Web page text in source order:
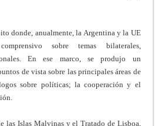
donde, anualmente, la Argentina y la UE
sobre temas bilaterales,
En ese marco, se produjo un
de vista sobre las principales áreas de
sobre políticas; la cooperación y el
las Islas Malvinas y el Tratado de Lisboa,